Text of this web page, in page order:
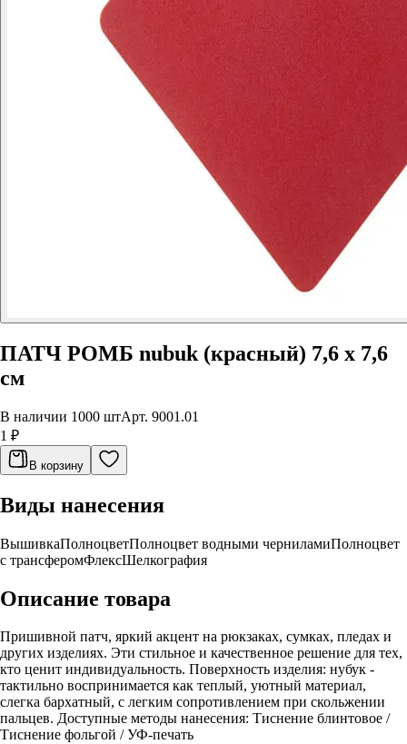
ПАТЧ РОМБ nubuk (красный) 7,6 х 7,6
см
В наличии 1000 штАрт. 9001.01
1 ₽
В корзину
Виды нанесения
ВышивкаПолноцветПолноцвет водными черниламиПолноцвет
с трансферомФлексШелкография
Описание товара
Пришивной патч, яркий акцент на рюкзаках, сумках, пледах и
других изделиях. Эти стильное и качественное решение для тех,
кто ценит индивидуальность. Поверхность изделия: нубук -
тактильно воспринимается как теплый, уютный материал,
слегка бархатный, с легким сопротивлением при скольжении
пальцев. Доступные методы нанесения: Тиснение блинтовое /
Тиснение фольгой / УФ-печать